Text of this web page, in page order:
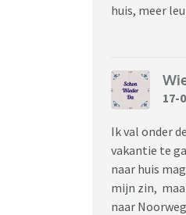
huis, meer
17-
Ik val onder
vakantie te
naar huis
mijn zin,
naar